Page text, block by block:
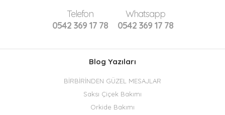
Telefon
0542 369 17 78
Whatsapp
0542 369 17 78
Blog Yazıları
BİRBİRİNDEN GÜZEL MESAJLAR
Saksı Çiçek Bakımı
Orkide Bakımı